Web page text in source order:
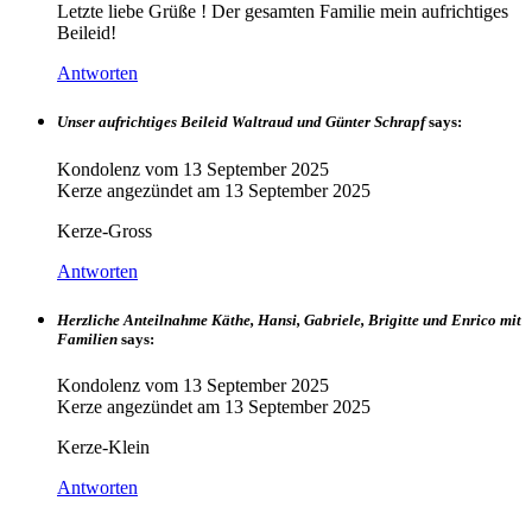
Letzte liebe Grüße ! Der gesamten Familie mein aufrichtiges
Beileid!
Antworten
Unser aufrichtiges Beileid Waltraud und Günter Schrapf says:
Kondolenz vom 13 September 2025
Kerze angezündet am 13 September 2025
Kerze-Gross
Antworten
Herzliche Anteilnahme Käthe, Hansi, Gabriele, Brigitte und Enrico mit
Familien says:
Kondolenz vom 13 September 2025
Kerze angezündet am 13 September 2025
Kerze-Klein
Antworten